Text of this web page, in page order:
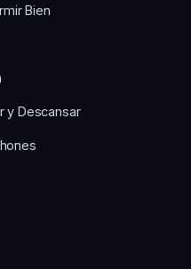
Bien
y Descansar